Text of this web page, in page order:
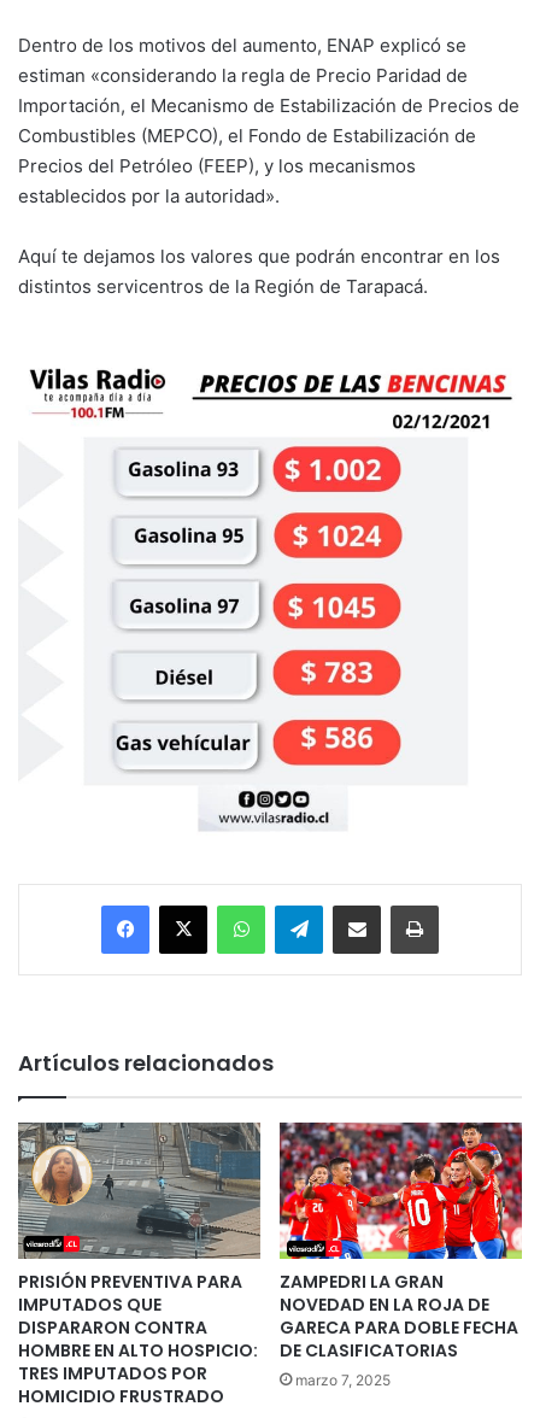
Dentro de los motivos del aumento, ENAP explicó se
estiman «considerando la regla de Precio Paridad de
Importación, el Mecanismo de Estabilización de Precios de
Combustibles (MEPCO), el Fondo de Estabilización de
Precios del Petróleo (FEEP), y los mecanismos
establecidos por la autoridad».
Aquí te dejamos los valores que podrán encontrar en los
distintos servicentros de la Región de Tarapacá.
Facebook
X WhatsAppTelegramEnviar vía email Imprimir
Artículos relacionados
PRISIÓN PREVENTIVA PARA
IMPUTADOS QUE
DISPARARON CONTRA
HOMBRE EN ALTO HOSPICIO:
TRES IMPUTADOS POR
HOMICIDIO FRUSTRADO
ZAMPEDRI LA GRAN
NOVEDAD EN LA ROJA DE
GARECA PARA DOBLE FECHA
DE CLASIFICATORIAS
marzo 7, 2025